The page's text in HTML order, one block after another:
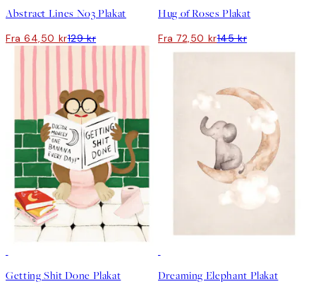
Abstract Lines No3 Plakat
Fra 64,50 kr129 kr
Hug of Roses Plakat
Fra 72,50 kr145 kr
Getting Shit Done Plakat Dreaming Elephant Plakat